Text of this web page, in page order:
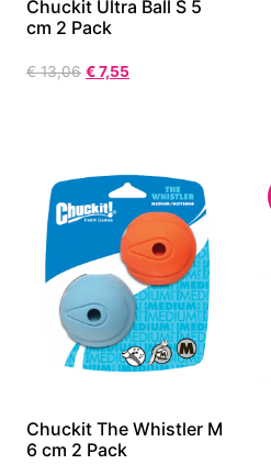
Chuckit Ultra Ball S 5
cm 2 Pack
€13,06 €7,55
Chuckit The Whistler M
6 cm 2 Pack